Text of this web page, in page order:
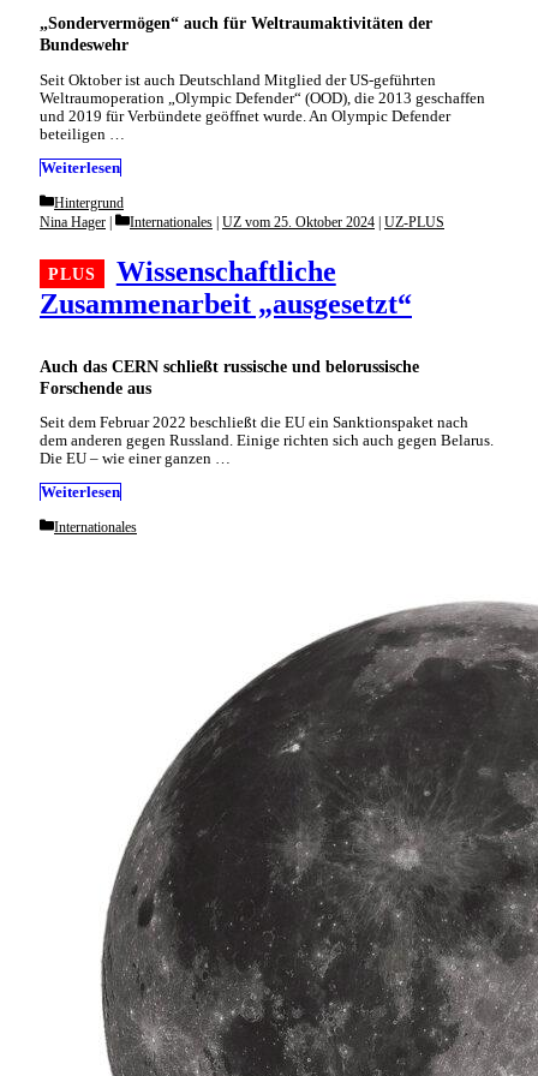
„Sondervermögen“ auch für Weltraumaktivitäten der
Bundeswehr
Seit Oktober ist auch Deutschland Mitglied der US-geführten
Weltraumoperation „Olympic Defender“ (OOD), die 2013 geschaffen
und 2019 für Verbündete geöffnet wurde. An Olympic Defender
beteiligen …
Weiterlesen
Categories
Hintergrund
Auch das CERN schließt russische und belorussische
Forschende aus
Wissenschaftliche
Zusammenarbeit „ausgesetzt“
Nina Hager Categories
Internationales | UZ vom 25. Oktober 2024 | UZ-PLUS
Seit dem Februar 2022 beschließt die EU ein Sanktionspaket nach
dem anderen gegen Russland. Einige richten sich auch gegen Belarus.
Die EU – wie einer ganzen …
Weiterlesen
Categories
Internationales